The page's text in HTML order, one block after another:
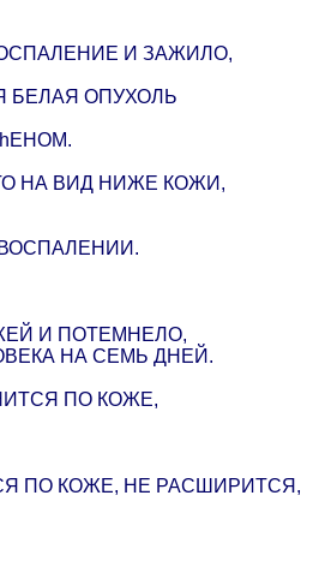
И ЗАЖИЛО,
БЕЛАЯ ОПУХОЛЬ
НА ВИД НИЖЕ КОЖИ,
И ПОТЕМНЕЛО,
НА СЕМЬ ДНЕЙ.
ПО КОЖЕ,
ПО КОЖЕ, НЕ РАСШИРИТСЯ,